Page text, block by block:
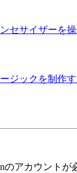
セサイザーを
ジックを制作
のアカウント